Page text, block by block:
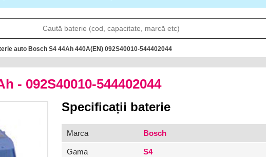
auto Bosch S4 44Ah 440A(EN) 092S40010-544402044
- 092S40010-544402044
Specificații baterie
Marca Bosch
Gama S4